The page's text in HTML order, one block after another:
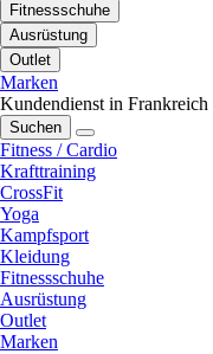
Fitnessschuhe
Ausrüstung
Outlet
Marken
Kundendienst in Frankreich
Suchen
Fitness / Cardio
Krafttraining
CrossFit
Yoga
Kampfsport
Kleidung
Fitnessschuhe
Ausrüstung
Outlet
Marken